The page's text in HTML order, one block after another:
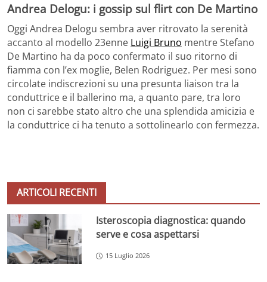
Andrea Delogu: i gossip sul flirt con De Martino
Oggi Andrea Delogu sembra aver ritrovato la serenità
accanto al modello 23enne Luigi Bruno mentre Stefano
De Martino ha da poco confermato il suo ritorno di
fiamma con l’ex moglie, Belen Rodriguez. Per mesi sono
circolate indiscrezioni su una presunta liaison tra la
conduttrice e il ballerino ma, a quanto pare, tra loro
non ci sarebbe stato altro che una splendida amicizia e
la conduttrice ci ha tenuto a sottolinearlo con fermezza.
ARTICOLI RECENTI
Isteroscopia diagnostica: quando
serve e cosa aspettarsi
15 Luglio 2026